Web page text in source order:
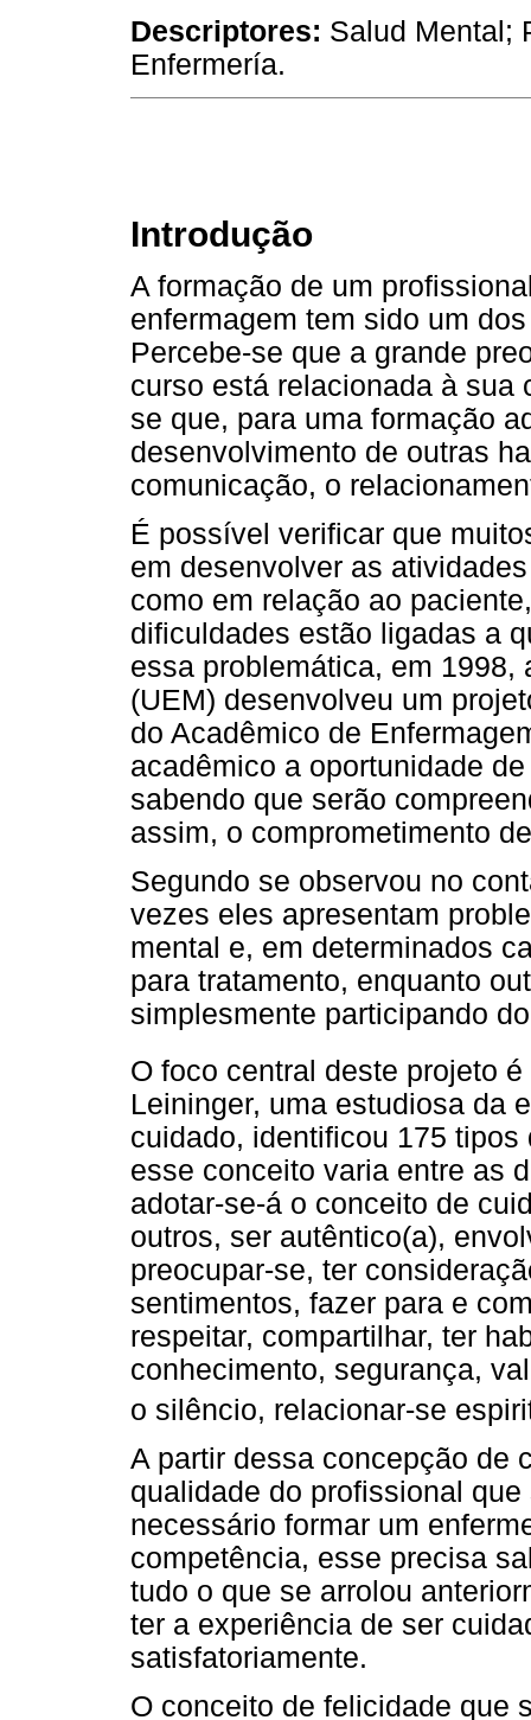
Descriptores: Salud Mental;
Enfermería.
Introdução
A formação de um
enfermagem tem sido um
Percebe-se que a grande
curso está relacionada à sua
se que, para uma formação
desenvolvimento de outras
comunicação, o
É possível verificar que
em desenvolver as
como em relação ao
dificuldades estão ligadas a
essa problemática, em
(UEM) desenvolveu um
do Acadêmico de
acadêmico a oportunidade
sabendo que serão
assim, o comprometimento
Segundo se observou no
vezes eles apresentam
mental e, em determinados
para tratamento, enquanto
simplesmente participando
O foco central deste projeto
Leininger, uma estudiosa da
cuidado, identificou 175
esse conceito varia entre as
adotar-se-á o conceito de
outros, ser autêntico(a),
preocupar-se, ter
sentimentos, fazer para e
respeitar, compartilhar, ter
conhecimento, segurança,
o silêncio, relacionar-se
A partir dessa concepção de
qualidade do profissional
necessário formar um
competência, esse precisa
tudo o que se arrolou
ter a experiência de ser
satisfatoriamente.
O conceito de felicidade que